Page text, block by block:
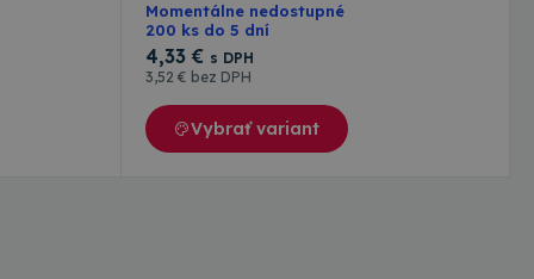
lístkov, v
a v
na
písať
Momentálne nedostupné
200 ks do 5 dní
4,33 € s DPH
3,52 € bez DPH
Vybrať variant
Analytics - čo
služby
odlíšenie
čísla
na stránku
a
how the end
seen before
informácie o
reklame,
webovej stránky.